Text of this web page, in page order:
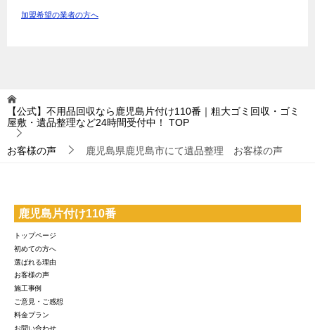
加盟希望の業者の方へ
【公式】不用品回収なら鹿児島片付け110番｜粗大ゴミ回収・ゴミ
屋敷・遺品整理など24時間受付中！
TOP
お客様の声 鹿児島県鹿児島市にて遺品整理 お客様の声
鹿児島片付け110番
トップページ
初めての方へ
選ばれる理由
お客様の声
施工事例
ご意見・ご感想
料金プラン
お問い合わせ